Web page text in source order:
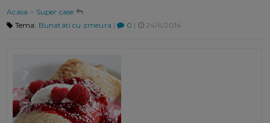
Acasa > Super case
Tema: Bunatati cu zmeura | 0 | 24/6/2014